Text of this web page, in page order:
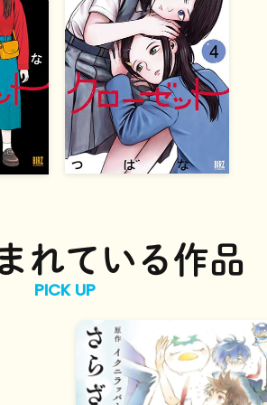
れている作品
PICK UP